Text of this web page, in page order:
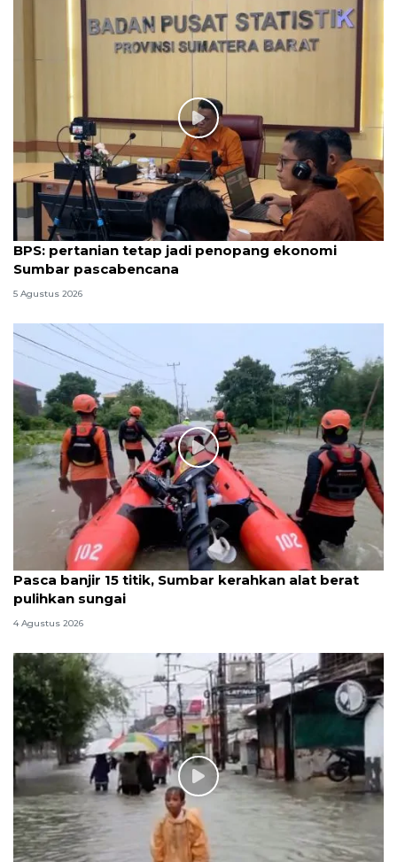
BPS: pertanian tetap jadi penopang ekonomi
Sumbar pascabencana
5 Agustus 2026
Pasca banjir 15 titik, Sumbar kerahkan alat berat
pulihkan sungai
4 Agustus 2026